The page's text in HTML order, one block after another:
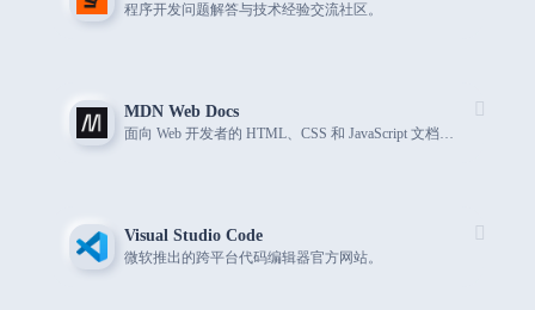
程序开发问题解答与技术经验交流社区。
MDN Web Docs
面向 Web 开发者的 HTML、CSS 和 JavaScript 文档库。
Visual Studio Code
微软推出的跨平台代码编辑器官方网站。